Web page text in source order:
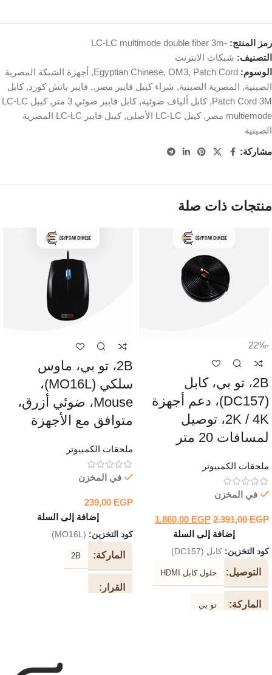
رمز المنتج: -LC-LC multimode double fiber 3m
التصنيف: شبكات الانترنت
الوسوم:
Egyptian Chinese, OM3, Patch Cord
, أجهزة الشبكة المصرية
الصينية, المصرية الصينية, شراء كيبل فايبر مصر., فايبر باتش كورد, كابل
Patch Cord 3M
, كابل ألياف ضوئية, كابل فايبر ضوئي 3 متر ,
كيبل LC-LC
multiemode مصر
, كيبل LC-LC الأصلي ,
كيبل فايبر LC-LC المصرية
الصينية
مشاركة:
منتجات ذات صلة
-22%
2B، تو بي، كابل
(DC157)، دعم أجهزة
2K / 4K، توصيل
لمسافات 20 متر
ملحقات الكمبيوتر
في المخزن
2.391,00EGP
1.860,00 EGP
إضافة إلى السلة
كود التخزين: كابل (DC157)
التوصيل حلول كابل HDMI
الماركة تو بي
2B، تو بي، ماوس
سلكي (MO16L)،
Mouse، ضوئي أزرق،
متوافق مع الأجهزة
ملحقات الكمبيوتر
في المخزن
239,00 EGP
إضافة إلى السلة
كود التخزين: (MO16L)
الماركة 2B
القرار